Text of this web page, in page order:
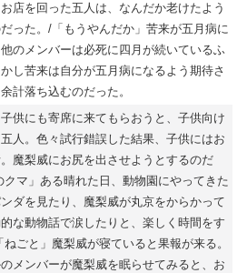
店を回った五人は、なんだか老けたよう
った。/「もうやんだか」苦来が五月病に
のメンバーは必死に四月が続いているふ
し苦来は自分が五月病になるよう期待さ
計落ち込むのだった。
子供にも寄席に来てもらおうと、子供向け
人。色々試行錯誤した結果、子供にはお
魔梨威にお尻を出させようとするのだ
マ」ある晴れた日、動物園にやってきた
ダを見たり、魔梨威が丸京をからかって
な動物話で涙したりと、楽しく時間をす
ごと」魔梨威が寝ていると果報が来る。
メンバーが魔梨威を眠らせてみると、お